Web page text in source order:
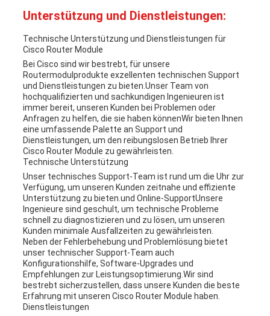
Unterstützung und Dienstleistungen:
Technische Unterstützung und Dienstleistungen für
Cisco Router Module
Bei Cisco sind wir bestrebt, für unsere
Routermodulprodukte exzellenten technischen Support
und Dienstleistungen zu bieten.Unser Team von
hochqualifizierten und sachkundigen Ingenieuren ist
immer bereit, unseren Kunden bei Problemen oder
Anfragen zu helfen, die sie haben könnenWir bieten Ihnen
eine umfassende Palette an Support und
Dienstleistungen, um den reibungslosen Betrieb Ihrer
Cisco Router Module zu gewährleisten.
Technische Unterstützung
Unser technisches Support-Team ist rund um die Uhr zur
Verfügung, um unseren Kunden zeitnahe und effiziente
Unterstützung zu bieten.und Online-SupportUnsere
Ingenieure sind geschult, um technische Probleme
schnell zu diagnostizieren und zu lösen, um unseren
Kunden minimale Ausfallzeiten zu gewährleisten.
Neben der Fehlerbehebung und Problemlösung bietet
unser technischer Support-Team auch
Konfigurationshilfe, Software-Upgrades und
Empfehlungen zur Leistungsoptimierung.Wir sind
bestrebt sicherzustellen, dass unsere Kunden die beste
Erfahrung mit unseren Cisco Router Module haben.
Dienstleistungen